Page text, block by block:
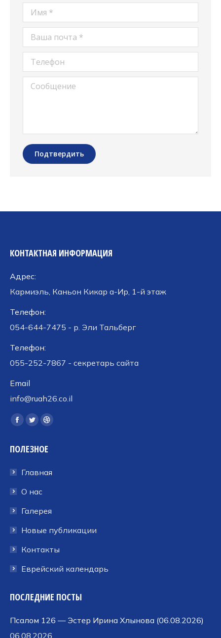
Имя *
Ваша почта *
Телефон
Сообщение
Подтвердить
КОНТАКТНАЯ ИНФОРМАЦИЯ
Адрес:
Кармиэль, Каньон Кикар а-Ир, 1-й этаж
Телефон:
054-644-7475 - р. Эли Тальберг
Телефон:
055-252-7867 - секретарь сайта
Email
info@ruah26.co.il
Ищите нас:
Страница
открывается
новом
окне
Страница
открывается
новом
окне
Страница
открывается
новом
ПОЛЕЗНОЕ
Главная
О нас
Галерея
Новые публикации
Контакты
Еврейский календарь
ПОСЛЕДНИЕ ПОСТЫ
Псалом 126 — Эстер Ирина Хлынова (06.08.2026)
06.08.2026